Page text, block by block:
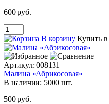
600 руб.
В корзину Купить
Артикул: 008131
Малина «Абрикосовая»
В наличии: 5000 шт.
500 руб.